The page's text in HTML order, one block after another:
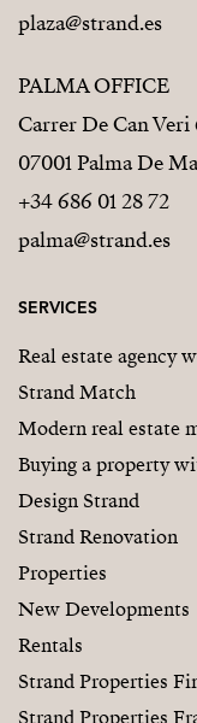
plaza@strand.es
PALMA OFFICE
Carrer De Can Veri
07001 Palma De
+34 686 01 28 72
palma@strand.es
SERVICES
Real estate agency
Strand Match
Modern real estate
Buying a property
Design Strand
Strand Renovation
Properties
New Developments
Rentals
Strand Properties
Strand Properties